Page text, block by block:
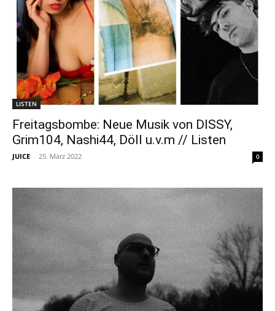
LISTEN
Freitagsbombe: Neue Musik von DISSY,
Grim104, Nashi44, Döll u.v.m // Listen
JUICE - 25. März 2022 0